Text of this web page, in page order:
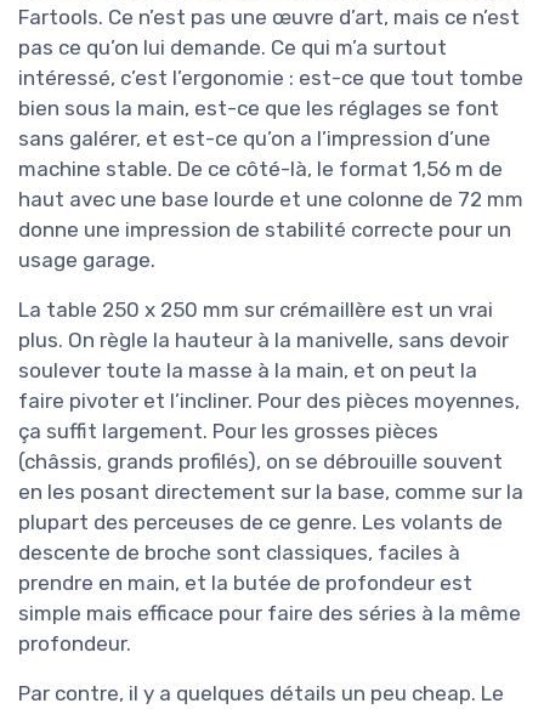
Fartools. Ce n’est pas une œuvre d’art, mais ce n’est
pas ce qu’on lui demande. Ce qui m’a surtout
intéressé, c’est l’ergonomie : est-ce que tout tombe
bien sous la main, est-ce que les réglages se font
sans galérer, et est-ce qu’on a l’impression d’une
machine stable. De ce côté-là, le format 1,56 m de
haut avec une base lourde et une colonne de 72 mm
donne une impression de stabilité correcte pour un
usage garage.
La table 250 x 250 mm sur crémaillère est un vrai
plus. On règle la hauteur à la manivelle, sans devoir
soulever toute la masse à la main, et on peut la
faire pivoter et l’incliner. Pour des pièces moyennes,
ça suffit largement. Pour les grosses pièces
(châssis, grands profilés), on se débrouille souvent
en les posant directement sur la base, comme sur la
plupart des perceuses de ce genre. Les volants de
descente de broche sont classiques, faciles à
prendre en main, et la butée de profondeur est
simple mais efficace pour faire des séries à la même
profondeur.
Par contre, il y a quelques détails un peu cheap. Le